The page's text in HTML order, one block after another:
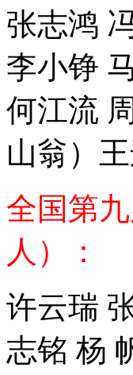
张志鸿
李小铮
何江流
山翁）
全国第
人）：
许云瑞
志铭 杨